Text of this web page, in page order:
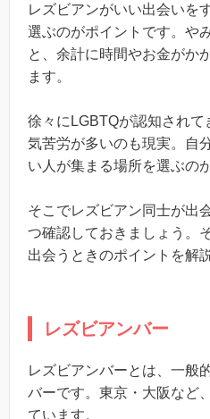
レズビアンがいい出会いを
選ぶのがポイントです。や
と、余計に時間やお金がか
ます。
徐々にLGBTQが認知され
気苦労が多いのも現実。自
い人が集まる場所を選ぶの
そこでレズビアン同士が出
つ確認しておきましょう。
出会うときのポイントを解
レズビアンバー
レズビアンバーとは、一般
バーです。東京・大阪など
ています。